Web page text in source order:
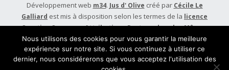
Développement web m34. Jus d' Olive créé par Cécile Le
Galliard est mis à disposition selon les termes de la licence
Creative Commons Attribution - Partage dans les Mêmes
Conditions 4.0 International.
Built withMake. Your friendly WordPress page builder theme.
Nous utilisons des cookies pour vous garantir la meilleure
expérience sur notre site. Si vous continuez à utiliser ce
dernier, nous considérerons que vous acceptez l'utilisation des